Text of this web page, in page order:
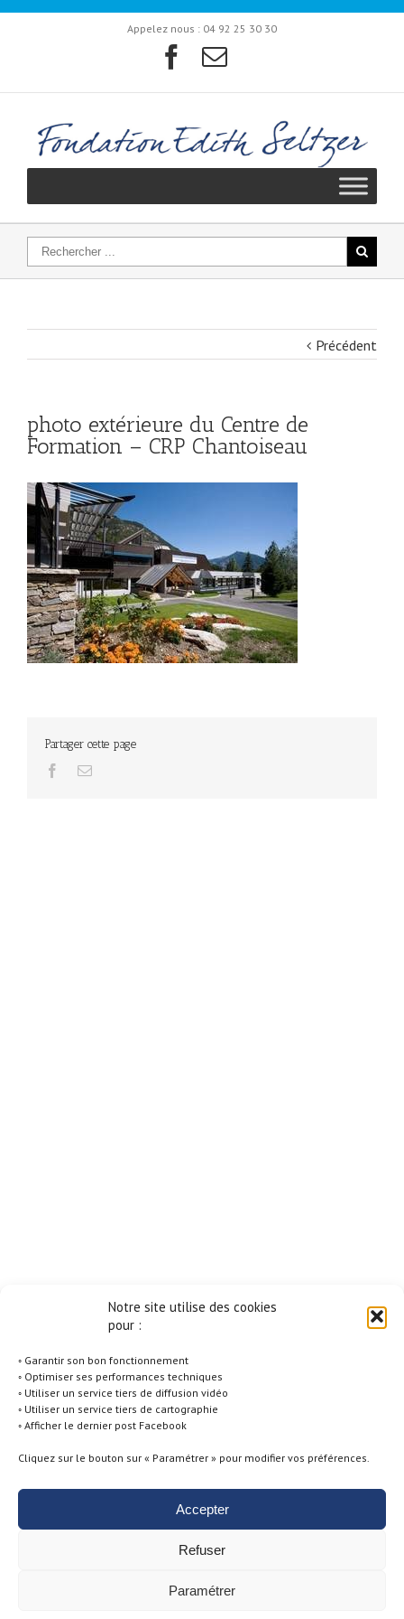
Notre site utilise des cookies
pour :
◦ Garantir son bon fonctionnement
◦ Optimiser ses performances techniques
◦ Utiliser un service tiers de diffusion vidéo
◦ Utiliser un service tiers de cartographie
◦ Afficher le dernier post Facebook
Cliquez sur le bouton sur « Paramétrer » pour modifier vos préférences.
Accepter
Refuser
Paramétrer
Appelez nous : 04 92 25 30 30
Précédent
photo extérieure du Centre de
Formation – CRP Chantoiseau
Partager cette page
Conditions générales d'utilisation -